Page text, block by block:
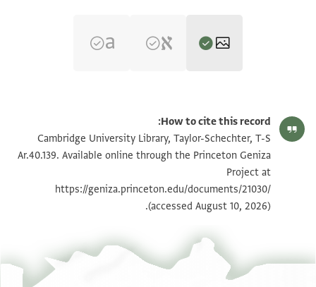
T-S Ar.40.139 1v تكبير و تدوير
بيان أذونات الصورة
How to cite this record:
Cambridge University Library, Taylor-Schechter, T-S
Ar.40.139. Available online through the Princeton Geniza
Project at
https://geniza.princeton.edu/documents/21030/
(accessed August 10, 2026).